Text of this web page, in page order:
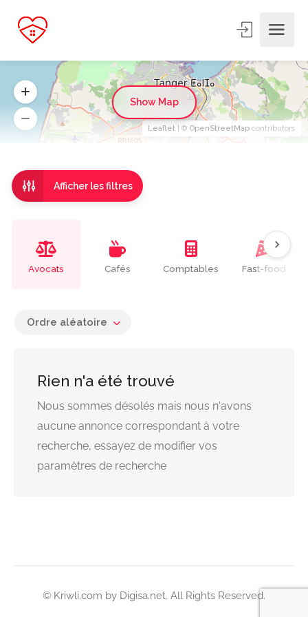
Afficher les filtres
Avocats Cafés Comptables Fast-food
Ordre aléatoire
Rien n'a été trouvé
Nous sommes désolés mais nous n'avons
aucune annonce correspondant à votre
recherche, essayez de modifier vos
paramètres de recherche
© Kriwli.com by Digisa.net. All Rights Reserved.
Leaflet | © OpenStreetMap contributors
Show Map